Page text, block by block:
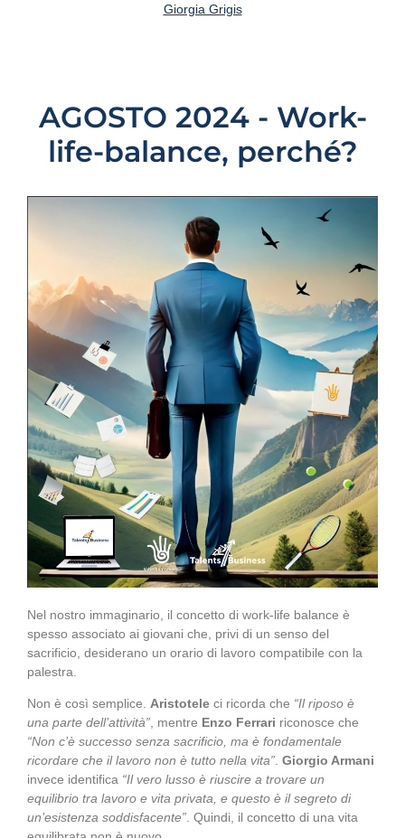
Giorgia Grigis
AGOSTO 2024 - Work-
life-balance, perché?
Nel nostro immaginario, il concetto di work-life balance è
spesso associato ai giovani che, privi di un senso del
sacrificio, desiderano un orario di lavoro compatibile con la
palestra.
Non è così semplice. Aristotele ci ricorda che “Il riposo è
una parte dell’attività”, mentre Enzo Ferrari riconosce che
“Non c’è successo senza sacrificio, ma è fondamentale
ricordare che il lavoro non è tutto nella vita”. Giorgio Armani
invece identifica “Il vero lusso è riuscire a trovare un
equilibrio tra lavoro e vita privata, e questo è il segreto di
un’esistenza soddisfacente”. Quindi, il concetto di una vita